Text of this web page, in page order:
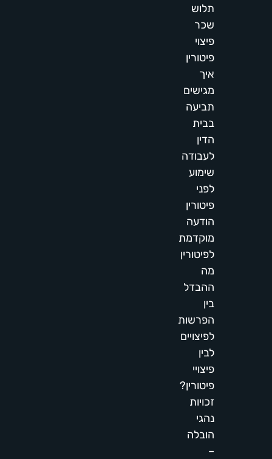
תלוש
שכר
פיצוי
פיטורין
איך
מגישים
תביעה
בבית
הדין
לעבודה
שימוע
לפני
פיטורין
הודעה
מוקדמת
לפיטורין
מה
ההבדל
בין
הפרשות
לפיצויים
לבין
פיצויי
פיטורין?
זכויות
נהגי
הובלה
–